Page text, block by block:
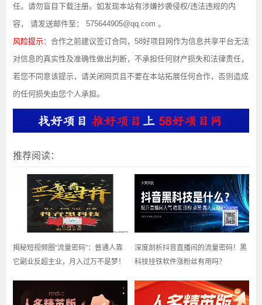
任。请勿盲目下载注册。如发现本站有涉嫌抄袭侵权/违法违规的内
容， 请发送邮件至： 575644905@qq.com 。
风险提示：合作之前建议签订合同，58好项目网作为信息共享平台无法
对信息的真实性及准确性做出判断，不承担任何财产损失和法律责任，
若您不同意该提示，请关闭网页且不要在本站拓展任何合作，否则造成
的任何损失由您个人承担。
推荐阅读：
揭秘短视频圈“流量密码”：普通人靠
它副业反超主业，月入过万不是梦！
深度剖析抖音直播间的流量密码！黑
科技挂铁软件涨粉丝有用吗？